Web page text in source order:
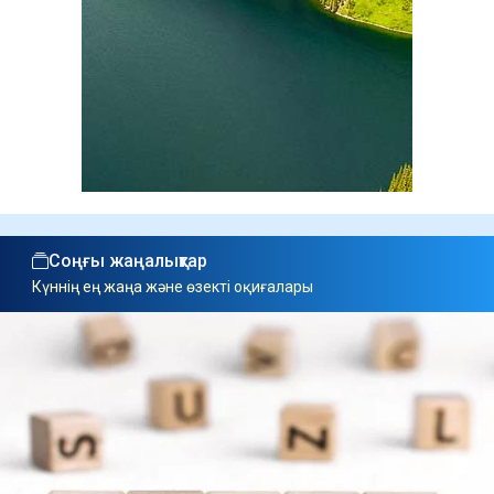
Соңғы жаңалықтар
Күннің ең жаңа және өзекті оқиғалары